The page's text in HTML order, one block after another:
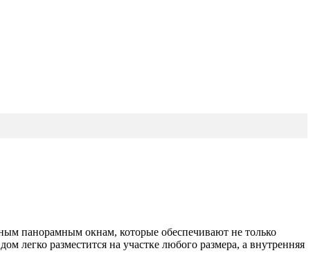
панорамным окнам, которые обеспечивают не только
легко разместится на участке любого размера, а внутренняя